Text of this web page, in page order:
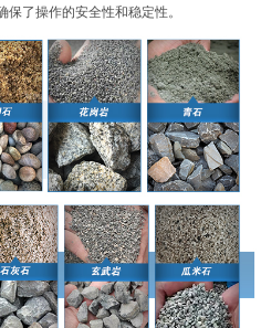
了操作的安全性和稳定性。